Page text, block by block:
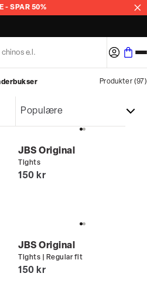
- SPAR 50%
Produkter (97 )
JBS Original
Tights
I alt (inkl. rabat)
150 kr
JBS Original
Tights | Regular fit
I alt (inkl. rabat)
150 kr